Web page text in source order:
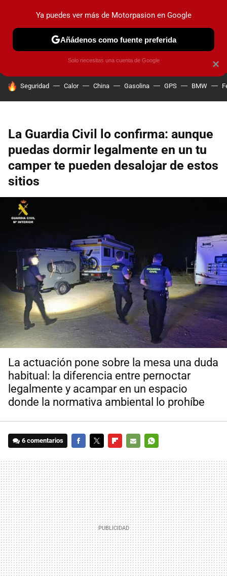
PRUEBAS COCHES ELÉCTRICOS OBSERVATORIO
HOY SE HABLA DE
Seguridad Calor China Gasolina GPS BMW
La Guardia Civil lo confirma: aunque
puedas dormir legalmente en un tu
camper te pueden desalojar de estos
sitios
La actuación pone sobre la mesa una duda
habitual: la diferencia entre pernoctar
legalmente y acampar en un espacio
donde la normativa ambiental lo prohíbe
6 comentarios
MAIL
×
Ya puedes ver más de Motorpasion en Google
Añádenos como fuente preferida
Solo necesitas una cuenta de Google